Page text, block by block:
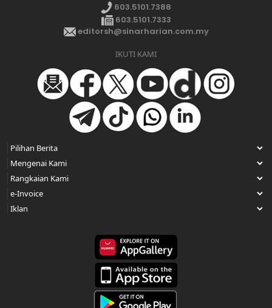
603.5101.7388
603.5101.7333
editorsh@sinarharian.com.my
IKUTI KAMI